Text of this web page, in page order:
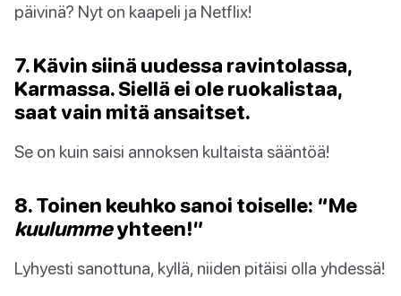
päivinä? Nyt on kaapeli ja Netflix!
7. Kävin siinä uudessa ravintolassa,
Karmassa. Siellä ei ole ruokalistaa,
saat vain mitä ansaitset.
Se on kuin saisi annoksen kultaista sääntöä!
8. Toinen keuhko sanoi toiselle: “Me
kuulummeyhteen!”
Lyhyesti sanottuna, kyllä, niiden pitäisi olla yhdessä!